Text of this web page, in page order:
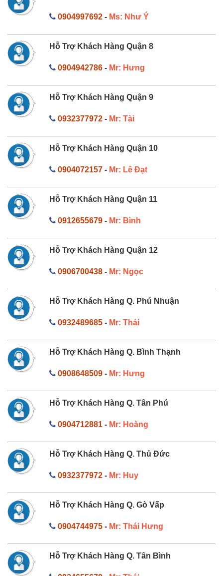
0904997692- Ms: Như Ý
Hỗ Trợ Khách Hàng Quận 8
0904942786- Mr: Hưng
Hỗ Trợ Khách Hàng Quận 9
0932377972- Mr: Tài
Hỗ Trợ Khách Hàng Quận 10
0904072157- Mr: Lê Đạt
Hỗ Trợ Khách Hàng Quận 11
0912655679- Mr: Bình
Hỗ Trợ Khách Hàng Quận 12
0906700438- Mr: Ngọc
Hỗ Trợ Khách Hàng Q. Phú Nhuận
0932489685- Mr: Thái
Hỗ Trợ Khách Hàng Q. Bình Thạnh
0908648509- Mr: Hưng
Hỗ Trợ Khách Hàng Q. Tân Phú
0904712881- Mr: Hoàng
Hỗ Trợ Khách Hàng Q. Thủ Đức
0932377972- Mr: Huy
Hỗ Trợ Khách Hàng Q. Gò Vấp
0904744975- Mr: Thái Hưng
Hỗ Trợ Khách Hàng Q. Tân Bình